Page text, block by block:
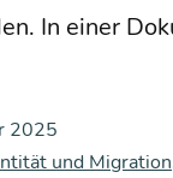
In einer
2025
und Migration